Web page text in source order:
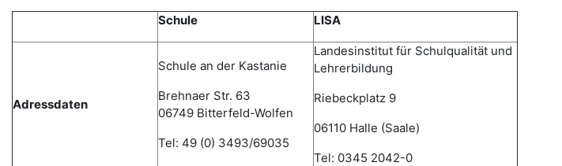
Schule LISA
Adressdaten
Schule an der Kastanie
Brehnaer Str. 63
06749 Bitterfeld-Wolfen
Tel: 49 (0) 3493/69035
Landesinstitut für Schulqualität und
Lehrerbildung
Riebeckplatz 9
06110 Halle (Saale)
Tel: 0345 2042-0